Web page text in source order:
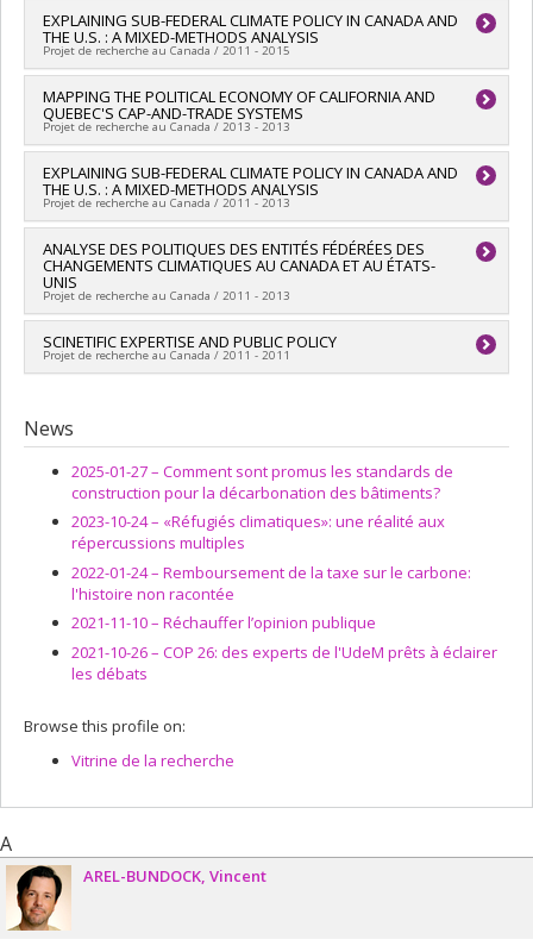
Lead researcher :Erick Lachapelle
Funding sources:FRQSC/Fonds de recherche du Québec -
Société et culture (FQRSC)
de nouveaux professeurs-chercheurs
EXPLAINING SUB-FEDERAL CLIMATE POLICY IN CANADA AND
THE U.S. : A MIXED-METHODS ANALYSIS
Projet de recherche au Canada / 2011 - 2015
Lead researcher :Erick Lachapelle
Funding sources:CRSH/Conseil de recherches en sciences
humaines du Canada
recherche
MAPPING THE POLITICAL ECONOMY OF CALIFORNIA AND
QUEBEC'S CAP-AND-TRADE SYSTEMS
Projet de recherche au Canada / 2013 - 2013
Lead researcher :Erick Lachapelle
Co-researchers :Stewart Elgie
Funding sources:
Grant programs:
EXPLAINING SUB-FEDERAL CLIMATE POLICY IN CANADA AND
THE U.S. : A MIXED-METHODS ANALYSIS
Projet de recherche au Canada / 2011 - 2013
Lead researcher :Erick Lachapelle
ANALYSE DES POLITIQUES DES ENTITÉS FÉDÉRÉES DES
CHANGEMENTS CLIMATIQUES AU CANADA ET AU ÉTATS-
UNIS
Projet de recherche au Canada / 2011 - 2013
Lead researcher :Erick Lachapelle
SCINETIFIC EXPERTISE AND PUBLIC POLICY
Projet de recherche au Canada / 2011 - 2011
News
2025-01-27 – Comment sont promus les standards de
construction pour la décarbonation des bâtiments?
2023-10-24 – «Réfugiés climatiques»: une réalité aux
répercussions multiples
2022-01-24 – Remboursement de la taxe sur le carbone:
l'histoire non racontée
2021-11-10 – Réchauffer l’opinion publique
2021-10-26 – COP 26: des experts de l'UdeM prêts à éclairer
les débats
Browse this profile on:
Vitrine de la recherche
A
AREL-BUNDOCK Vincent